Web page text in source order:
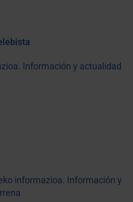
Información y actualidad
informazioa. Información y